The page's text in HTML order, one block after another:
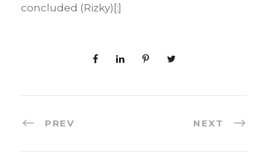
concluded (Rizky)[:]
PREV NEXT